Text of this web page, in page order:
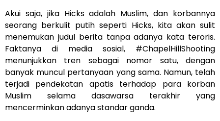
Akui saja, jika Hicks adalah Muslim, dan korbannya
seorang berkulit putih seperti Hicks, kita akan sulit
menemukan judul berita tanpa adanya kata teroris.
Faktanya di media sosial, #ChapelHillShooting
menunjukkan tren sebagai nomor satu, dengan
banyak muncul pertanyaan yang sama. Namun, telah
terjadi pendekatan apatis terhadap para korban
Muslim selama dasawarsa terakhir yang
mencerminkan adanya standar ganda.